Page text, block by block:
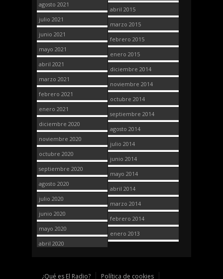
agosto 2021
julio 2021
junio 2021
mayo 2021
abril 2021
marzo 2021
febrero 2021
enero 2021
diciembre 2020
noviembre 2020
octubre 2020
septiembre 2020
agosto 2020
julio 2020
junio 2020
mayo 2020
abril 2020
abril 2015
marzo 2015
febrero 2015
enero 2015
diciembre 2014
noviembre 2014
octubre 2014
septiembre 2014
agosto 2014
julio 2014
junio 2014
mayo 2014
abril 2014
marzo 2014
febrero 2014
enero 2013
¿Qué es El Radio? Política de cookies